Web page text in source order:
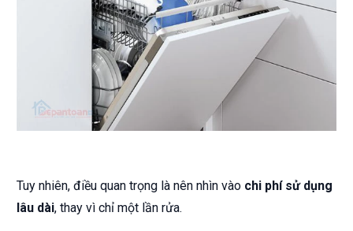
Tuy nhiên, điều quan trọng là nên nhìn vào chi phí sử dụng
lâu dài, thay vì chỉ một lần rửa.